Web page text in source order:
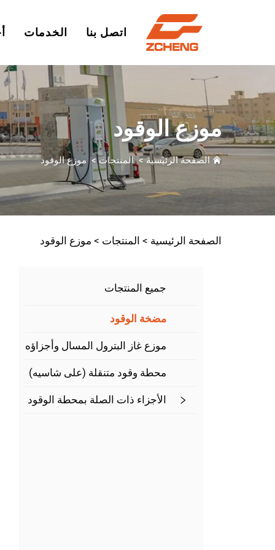
الخدمات اتصل بنا
موزع الوقود
الصفحة الرئيسية>المنتجات> موزع الوقود
الصفحة الرئيسية > المنتجات > موزع الوقود
جميع المنتجات
مضخة الوقود
موزع غاز البترول المسال وأجزاؤه
محطة وقود متنقلة (على شاسيه)
الأجزاء ذات الصلة بمحطة الوقود